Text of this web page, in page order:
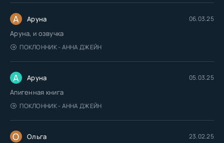
А Аруна 06.03.25
Аруна, и озвучка
ПОКЛОННИК - АННА ДЖЕЙН
А Аруна 05.03.25
Апигенная книга
ПОКЛОННИК - АННА ДЖЕЙН
О Ольга 23.02.25